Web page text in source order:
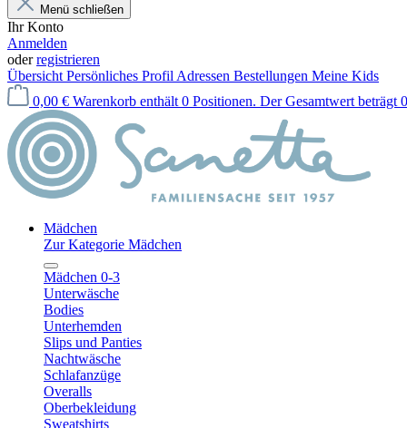
Menü schließen
Ihr Konto
Anmelden
oderregistrieren
Übersicht Persönliches Profil Adressen Bestellungen Meine Kids
0,00 € Warenkorb enthält 0 Positionen. Der Gesamtwert beträgt
Mädchen
Zur Kategorie Mädchen
Mädchen 0-3
Unterwäsche
Bodies
Unterhemden
Slips und Panties
Nachtwäsche
Schlafanzüge
Overalls
Oberbekleidung
Sweatshirts